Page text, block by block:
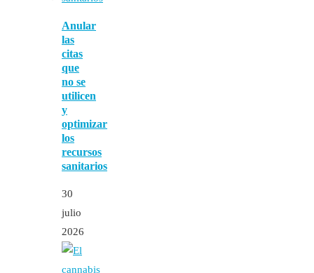
Anular
las
citas
que
no se
utilicen
y
optimizar
los
recursos
sanitarios
30
julio
2026